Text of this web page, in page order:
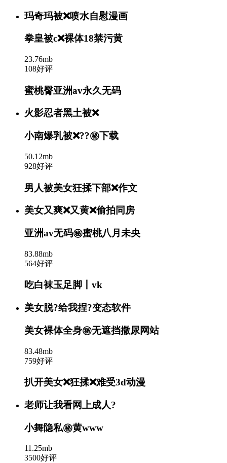
玛奇玛被❌喷水自慰漫画
拳皇被c❌裸体18禁污黄
23.76mb
108好评
蜜桃臀亚洲av永久无码
火影忍者黑土被❌
小南爆乳被❌??㊙️下载
50.12mb
928好评
男人被美女狂揉下部❌作文
美女又爽❌又黄❌偷拍同房
亚洲av无码㊙️蜜桃八月未央
83.88mb
564好评
吃白袜玉足脚丨vk
美女脱?给我捏?变态软件
美女裸体全身㊙️无遮挡撒尿网站
83.48mb
759好评
扒开美女❌狂揉❌难受3d动漫
老师让我看网上成人?
小舞隐私㊙️黄www
11.25mb
3500好评